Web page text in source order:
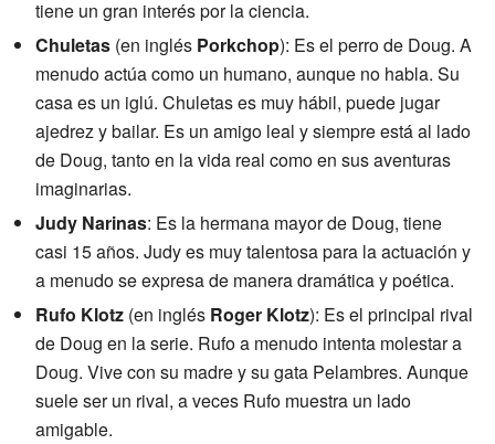
tiene un gran interés por la ciencia.
Chuletas (en inglés Porkchop): Es el perro de Doug. A
menudo actúa como un humano, aunque no habla. Su
casa es un iglú. Chuletas es muy hábil, puede jugar
ajedrez y bailar. Es un amigo leal y siempre está al lado
de Doug, tanto en la vida real como en sus aventuras
imaginarias.
Judy Narinas: Es la hermana mayor de Doug, tiene
casi 15 años. Judy es muy talentosa para la actuación y
a menudo se expresa de manera dramática y poética.
Rufo Klotz (en inglés Roger Klotz): Es el principal rival
de Doug en la serie. Rufo a menudo intenta molestar a
Doug. Vive con su madre y su gata Pelambres. Aunque
suele ser un rival, a veces Rufo muestra un lado
amigable.